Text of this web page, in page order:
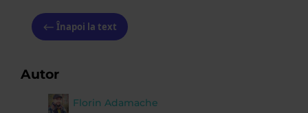
⟵ Înapoi la text
Autor
Florin Adamache